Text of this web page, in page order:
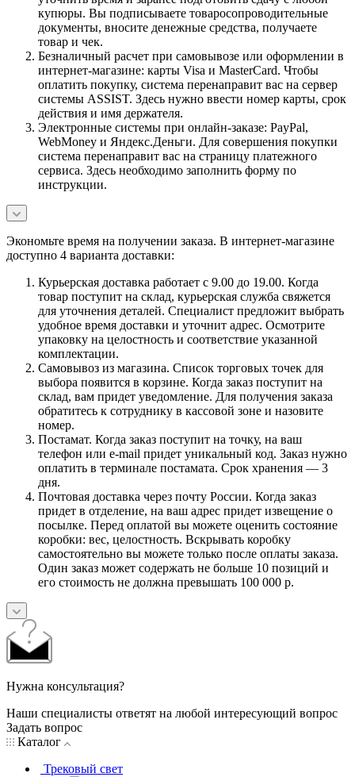
купюры. Вы подписываете товаросопроводительные
документы, вносите денежные средства, получаете
товар и чек.
Безналичный расчет при самовывозе или оформлении в
интернет-магазине: карты Visa и MasterCard. Чтобы
оплатить покупку, система перенаправит вас на сервер
системы ASSIST. Здесь нужно ввести номер карты, срок
действия и имя держателя.
Электронные системы при онлайн-заказе: PayPal,
WebMoney и Яндекс.Деньги. Для совершения покупки
система перенаправит вас на страницу платежного
сервиса. Здесь необходимо заполнить форму по
инструкции.
Экономьте время на получении заказа. В интернет-магазине
доступно 4 варианта доставки:
Курьерская доставка работает с 9.00 до 19.00. Когда
товар поступит на склад, курьерская служба свяжется
для уточнения деталей. Специалист предложит выбрать
удобное время доставки и уточнит адрес. Осмотрите
упаковку на целостность и соответствие указанной
комплектации.
Самовывоз из магазина. Список торговых точек для
выбора появится в корзине. Когда заказ поступит на
склад, вам придет уведомление. Для получения заказа
обратитесь к сотруднику в кассовой зоне и назовите
номер.
Постамат. Когда заказ поступит на точку, на ваш
телефон или e-mail придет уникальный код. Заказ нужно
оплатить в терминале постамата. Срок хранения — 3
дня.
Почтовая доставка через почту России. Когда заказ
придет в отделение, на ваш адрес придет извещение о
посылке. Перед оплатой вы можете оценить состояние
коробки: вес, целостность. Вскрывать коробку
самостоятельно вы можете только после оплаты заказа.
Один заказ может содержать не больше 10 позиций и
его стоимость не должна превышать 100 000 р.
Нужна консультация?
Наши специалисты ответят на любой интересующий вопрос
Задать вопрос
Каталог
Трековый свет